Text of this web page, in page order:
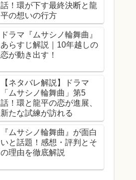
話！環が下す最終決断と龍
平の想いの行方
ドラマ『ムサシノ輪舞曲』
あらすじ解説｜10年越しの
恋が動き出す！
【ネタバレ解説】ドラマ
「ムサシノ輪舞曲」第5
話！環と龍平の恋が進展、
新たな試練が訪れる
『ムサシノ輪舞曲』が面白
いと話題！感想・評判とそ
の理由を徹底解説